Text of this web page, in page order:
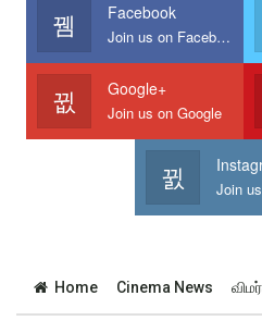
Facebook
Join us on Facebook
Google+
Join us on Google
Home Cinema News